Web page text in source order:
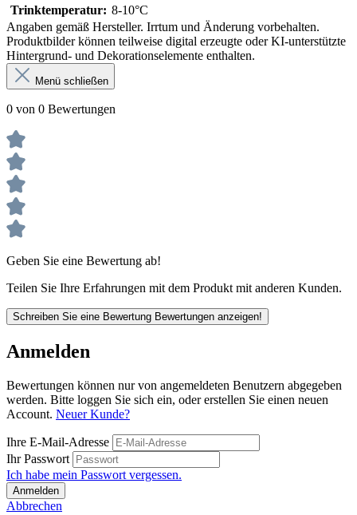
Trinktemperatur: 8-10°C
Angaben gemäß Hersteller. Irrtum und Änderung vorbehalten.
Produktbilder können teilweise digital erzeugte oder KI-unterstützte
Hintergrund- und Dekorationselemente enthalten.
Menü schließen
0 von 0 Bewertungen
Geben Sie eine Bewertung ab!
Teilen Sie Ihre Erfahrungen mit dem Produkt mit anderen Kunden.
Schreiben Sie eine Bewertung Bewertungen anzeigen!
Anmelden
Bewertungen können nur von angemeldeten Benutzern abgegeben
werden. Bitte loggen Sie sich ein, oder erstellen Sie einen neuen
Account. Neuer Kunde?
Ihre E-Mail-Adresse
Ihr Passwort
Ich habe mein Passwort vergessen.
Anmelden
Abbrechen